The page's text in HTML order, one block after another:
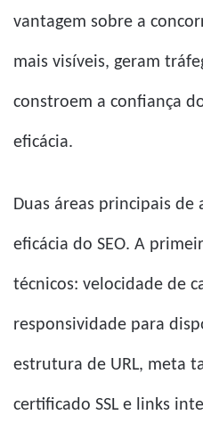
vantagem sobre a
mais visíveis, geram
constroem a confiança
eficácia.
Duas áreas principais de
eficácia do SEO. A
técnicos: velocidade de
responsividade para
estrutura de URL, meta
certificado SSL e links